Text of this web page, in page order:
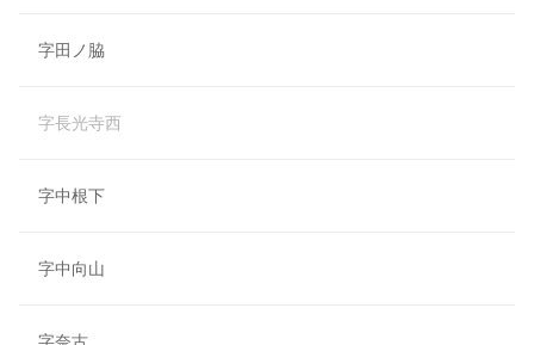
字田ノ脇
字長光寺西
字中根下
字中向山